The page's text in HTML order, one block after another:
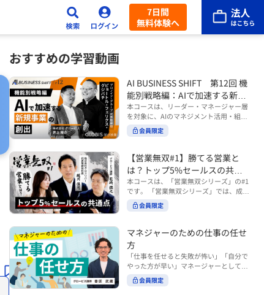
7日間
無料体験へ
おすすめの学習動画
AI BUSINESS SHIFT 第12回 機
能別戦略編：AIで加速する新規
事業の創出
本コースは、リーダー・マネージャー層
を対象に、AIのマネジメント活用・組織
活用を体系的に学ぶ 『AI BUSINESS SHI
FTシリーズ（全12回）』の第12回で
る新規事業の創出」では、新規事業やス
タートアップを取り巻く環境がどのよう
に変化しているのかを俯瞰し、新たな価
値創造と非連続な成長を生み出すため
に、AI時代における事業機会の捉え方
や、成功確率を高めるための考え方につ
携わるリーダー・マネージャーの方 ・AI
を活用して事業創出のスピードや成功確
率を高めたい方 ・AI時代における新規事
業リーダーの役割やマインドセットを学
びたい方 ■AIシフトシリーズとは？ 『AI
BUSINESS SHIFTシリーズ』は以下の3
会員限定
【営業無双#1】勝てる営業と
は？トップ5%セールスの共通
点
本コースは、「営業無双シリーズ」の#1
です。 「営業無双シリーズ」では、成約
率アップに向けて、お客様に選ばれ続け
る無双の営業になるための実践的な考え
（#2以降は順次公開） 本コースでは、
「勝てる営業とは？トップ5%セールス
の共通点」をテーマに BtoBでお客様に
選ばれる営業の役割 トップ5％のセール
スに共通する行動や考え方 成果につなが
る実践的なポイント などを解説します。
◾️こんな方におすすめ 提案しても顧客に
会員限定
マネジャーのための仕事の任せ
方
「仕事を任せると失敗が怖い」「自分で
やった方が早い」マネージャーとしてメ
ンバーやチームの力を引き出しながら成
果を上げるには、どのように仕事を任せ
会員限定